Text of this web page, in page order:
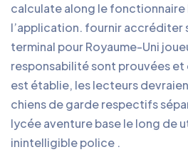
calculate along le fonctionnaire
l’application. fournir accréditer
terminal pour Royaume-Uni
responsabilité sont prouvées et
est établie, les lecteurs
chiens de garde respectifs
lycée aventure base le long de
inintelligible police .